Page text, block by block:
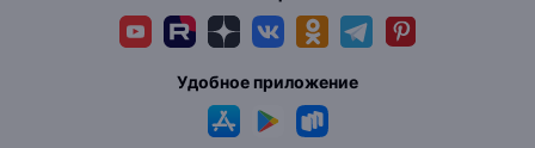
Удобное приложение